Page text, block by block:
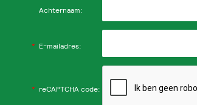
Achternaam:
* E-mailadres:
* reCAPTCHA code: